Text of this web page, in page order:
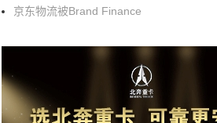
京东物流被Brand Finance